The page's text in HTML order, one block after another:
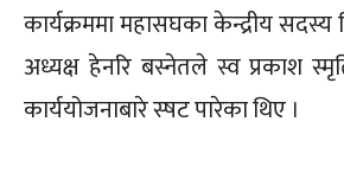
कार्यक्रममा महासघका केन्द्रीय सदस्य
अध्यक्ष हेनरि बस्नेतले स्व प्रकाश
कार्ययोजनाबारे स्षट पारेका थिए ।